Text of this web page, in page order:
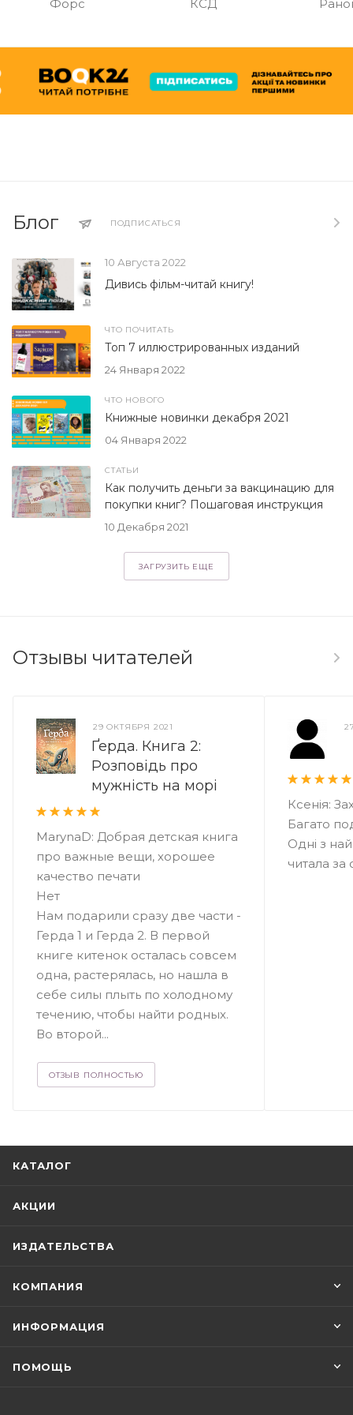
Форс КСД
Блог ПОДПИСАТЬСЯ
10 Августа 2022
Дивись фільм-читай книгу!
ЧТО ПОЧИТАТЬ
24 Января 2022
Топ 7 иллюстрированных изданий
ЧТО НОВОГО
04 Января 2022
Книжные новинки декабря 2021
СТАТЬИ
10 Декабря 2021
Как получить деньги за вакцинацию для
покупки книг? Пошаговая инструкция
ЗАГРУЗИТЬ ЕЩЕ
Отзывы читателей
29 ОКТЯБРЯ 2021
Ґерда. Книга 2:
Розповідь про
мужність на морі
MarynaD: Добрая детская книга
про важные вещи, хорошее
качество печати
Нет
Нам подарили сразу две части -
Герда 1 и Герда 2. В первой
книге китенок осталась совсем
одна, растерялась, но нашла в
себе силы плыть по холодному
течению, чтобы найти родных.
Во второй...
ОТЗЫВ ПОЛНОСТЬЮ
Ксенія:
Багато
Одні з
читала за
КАТАЛОГ
АКЦИИ
ИЗДАТЕЛЬСТВА
КОМПАНИЯ
ИНФОРМАЦИЯ
ПОМОЩЬ